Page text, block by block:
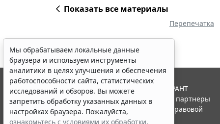
Показать все материалы
Перепечатка
Мы обрабатываем локальные данные
браузера и используем инструменты
аналитики в целях улучшения и обеспечения
работоспособности сайта, статистических
исследований и обзоров. Вы можете
запретить обработку указанных данных в
настройках браузера. Пожалуйста,
ознакомьтесь с условиями их обработки.
© ООО "НПП "ГАРАНТ-СЕРВИС", 2026. Система ГАРАНТ
выпускается с 1990 года. Компания "Гарант" и ее партнеры
являются участниками Российской ассоциации правовой
информации ГАРАНТ.